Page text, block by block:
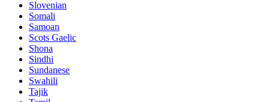
Slovenian
Somali
Samoan
Scots Gaelic
Shona
Sindhi
Sundanese
Swahili
Tajik